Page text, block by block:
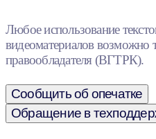
Любое использование
видеоматериалов возможно
правообладателя (ВГТРК).
Сообщить об опечатке
Обращение в